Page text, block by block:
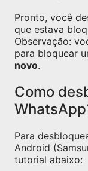
Pronto, você
que estava
Observação:
para bloquear
novo.
Como
Para
Android
tutorial abaixo: